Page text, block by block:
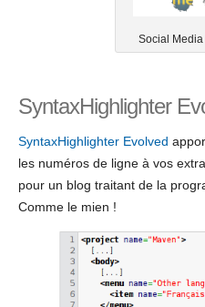
Social
SyntaxHighlighter
SyntaxHighlighter Evolved
les numéros de ligne à vos
pour un blog traitant de la
Comme le mien !